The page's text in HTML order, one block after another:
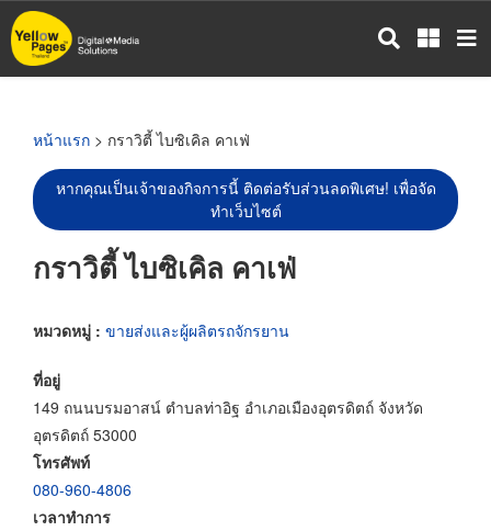
ข้าม
ไป
หน้าแรก > กราวิตี้ ไบซิเคิล คาเฟ่
หากคุณเป็นเจ้าของกิจการนี้ ติดต่อรับส่วนลดพิเศษ! เพื่อจัด
ทำเว็บไซต์
กราวิตี้ ไบซิเคิล คาเฟ่
หมวดหมู่ : ขายส่งและผู้ผลิตรถจักรยาน
ที่อยู่
149 ถนนบรมอาสน์ ตำบลท่าอิฐ อำเภอเมืองอุตรดิตถ์ จังหวัด
อุตรดิตถ์ 53000
โทรศัพท์
080-960-4806
เวลาทำการ